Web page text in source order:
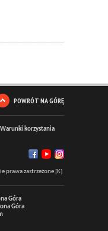
POWRÓT NA GÓRĘ
Warunki korzystania
zastrzeżone [K]
Góra
Góra